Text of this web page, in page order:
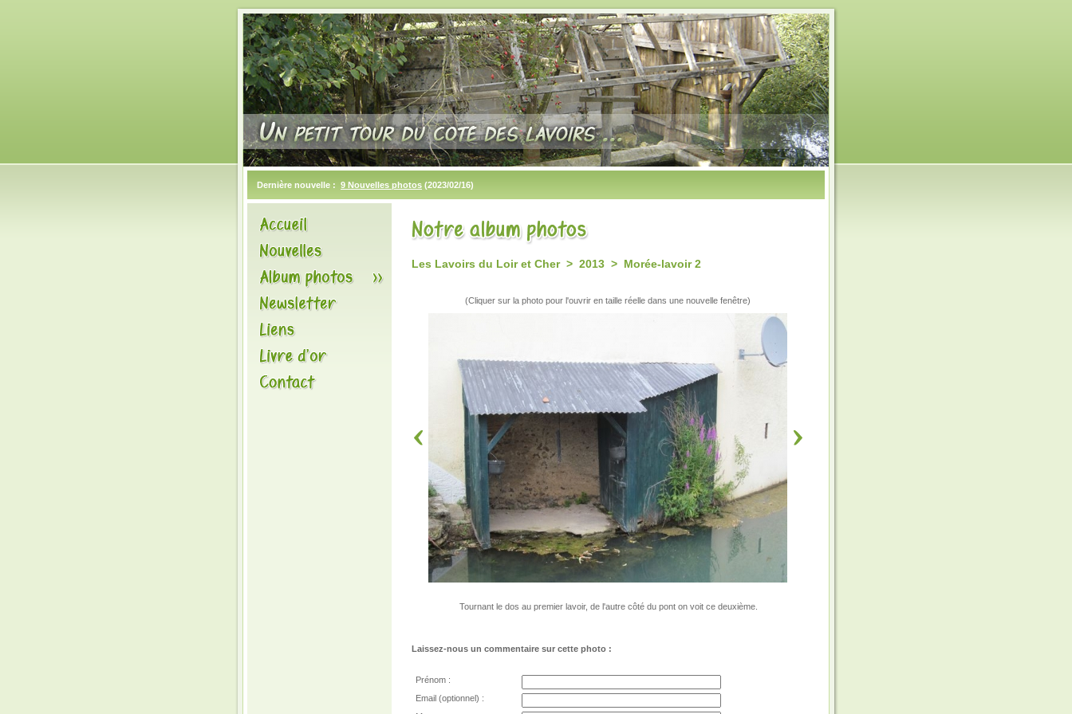
Dernière nouvelle : 9 Nouvelles photos (2023/02/16)
Les Lavoirs du Loir et Cher > 2013 > Morée-lavoir 2
(Cliquer sur la photo pour l'ouvrir en taille réelle dans une nouvelle fenêtre)
Tournant le dos au premier lavoir, de l'autre côté du pont on voit ce deuxième.
Laissez-nous un commentaire sur cette photo :
Prénom :
Email (optionnel) :